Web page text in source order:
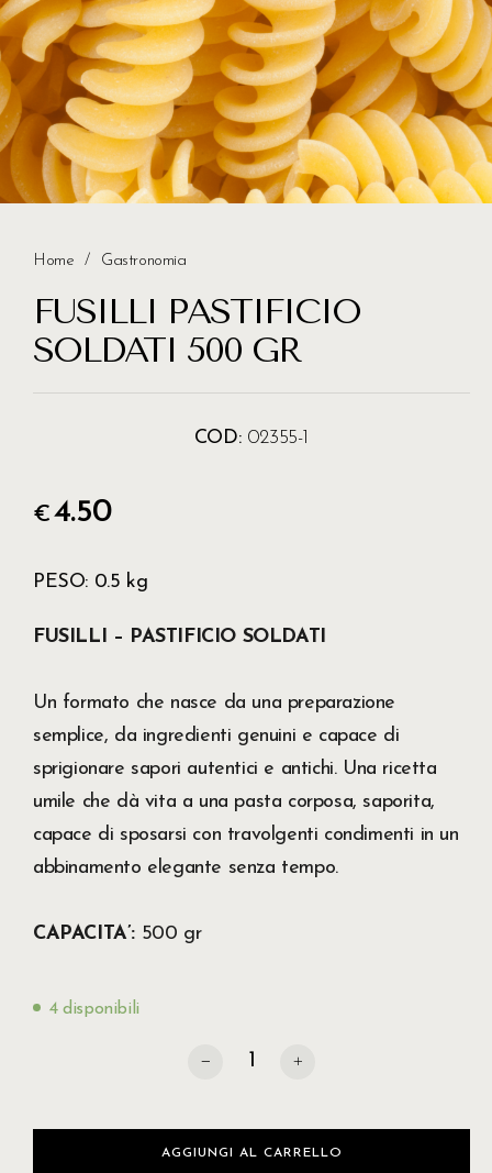
Home / Gastronomia
FUSILLI PASTIFICIO
SOLDATI 500 GR
COD: 02355-1
€4.50
PESO 0.5 kg
FUSILLI – PASTIFICIO SOLDATI
Un formato che nasce da una preparazione
semplice, da ingredienti genuini e capace di
sprigionare sapori autentici e antichi. Una ricetta
umile che dà vita a una pasta corposa, saporita,
capace di sposarsi con travolgenti condimenti in un
abbinamento elegante senza tempo.
CAPACITA’: 500 gr
4 disponibili
Fusilli Pastificio Soldati 500 gr quantità
AGGIUNGI AL CARRELLO